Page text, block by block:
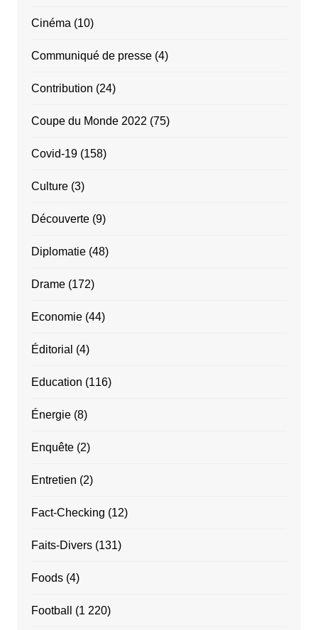
Cinéma (10)
Communiqué de presse(4)
Contribution (24)
Coupe du Monde 2022 (75)
Covid-19(158)
Culture(3)
Découverte(9)
Diplomatie(48)
Drame(172)
Economie(44)
Éditorial (4)
Education (116)
Énergie(8)
Enquête(2)
Entretien (2)
Fact-Checking (12)
Faits-Divers(131)
Foods(4)
Football (1 220)